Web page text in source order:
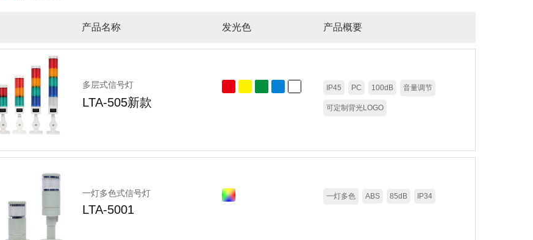
产品名称 发光色 产品概要
多层式信号灯
LTA-505新款
IP45 PC 100dB 音量调节
可定制背光LOGO
一灯多色式信号灯
LTA-5001
一灯多色 ABS 85dB IP34